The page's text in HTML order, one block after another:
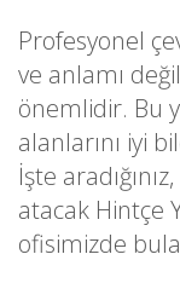
Profesyonel
ve anlamı
önemlidir. Bu
alanlarını iyi
İşte
atacak Hintçe
ofisimizde